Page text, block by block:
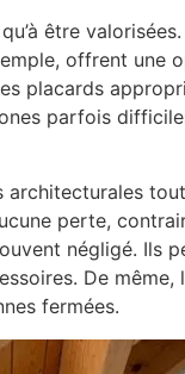
être
offrent une
placards
parfois
perte,
négligé. Ils
De
fermées.